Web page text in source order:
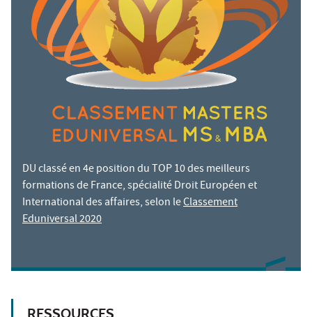
DU classé en 4e position du TOP 10 des meilleurs
formations de France, spécialité Droit Européen et
International des affaires, selon leClassement
Eduniversal 2020
RESSOURCES